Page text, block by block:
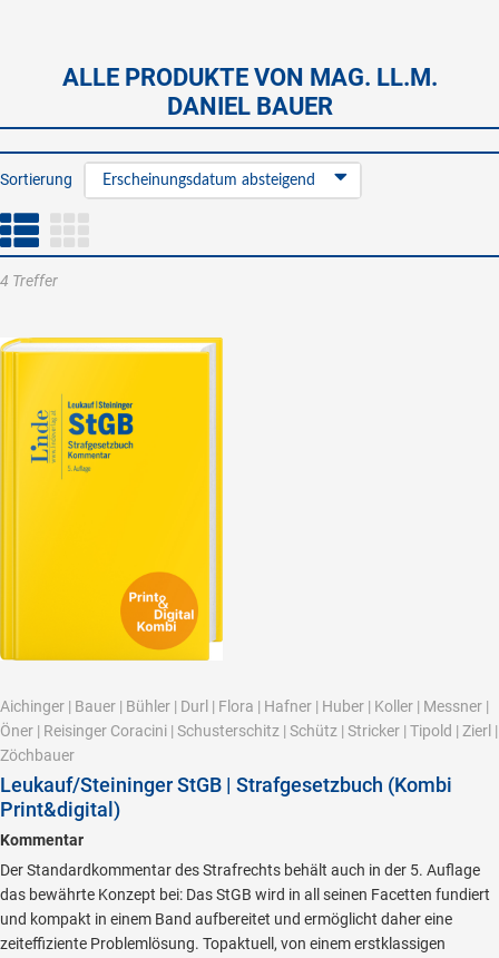
ALLE PRODUKTE VON MAG. LL.M.
DANIEL BAUER
Sortierung Erscheinungsdatum absteigend
4 Treffer
Aichinger | Bauer | Bühler | Durl | Flora | Hafner | Huber | Koller | Messner |
Öner | Reisinger Coracini | Schusterschitz | Schütz | Stricker | Tipold | Zierl |
Zöchbauer
Leukauf/Steininger StGB | Strafgesetzbuch (Kombi
Print&digital)
Kommentar
Der Standardkommentar des Strafrechts behält auch in der 5. Auflage
das bewährte Konzept bei: Das StGB wird in all seinen Facetten fundiert
und kompakt in einem Band aufbereitet und ermöglicht daher eine
zeiteffiziente Problemlösung. Topaktuell, von einem erstklassigen